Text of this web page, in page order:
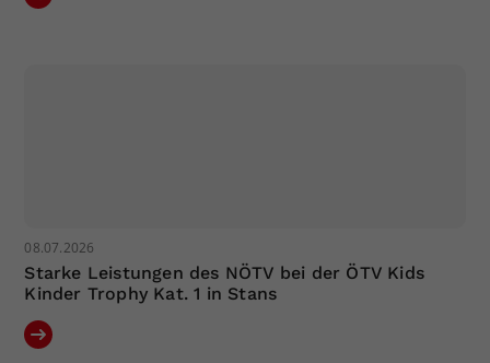
08.07.2026
Starke Leistungen des NÖTV bei der ÖTV Kids
Kinder Trophy Kat. 1 in Stans